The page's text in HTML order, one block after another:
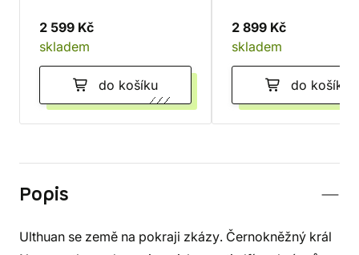
2 599 Kč
skladem
do košíku
2 899 Kč
skladem
do košíku
Popis
Ulthuan se země na pokraji zkázy. Černokněžný král